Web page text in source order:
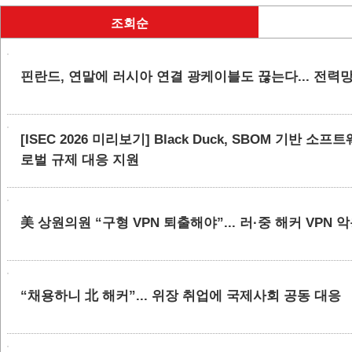
조회순
핀란드, 연말에 러시아 연결 광케이블도 끊는다... 전력
[ISEC 2026 미리보기] Black Duck, SBOM 기반 소프트
로벌 규제 대응 지원
美 상원의원 “구형 VPN 퇴출해야”... 러·중 해커 VPN
“채용하니 北 해커”... 위장 취업에 국제사회 공동 대응